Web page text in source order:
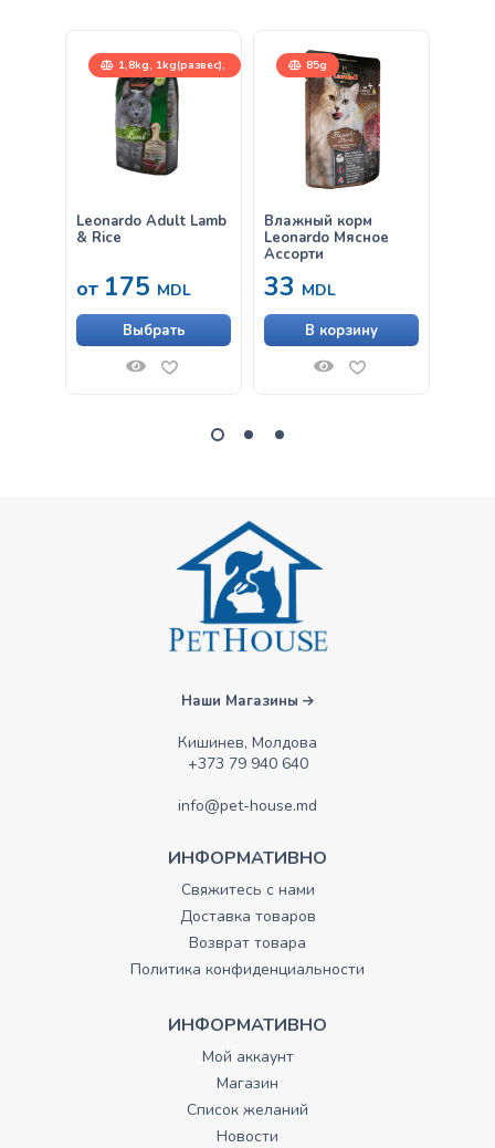
1,8kg, 1kg(развес),
15kg
Leonardo Adult Lamb
& Rice
от 175 MDL
Выбрать
85g
Влажный корм
Leonardo Мясное
Ассорти
33 MDL
В корзину
Наши Магазины
Кишинев, Молдова
+373 79 940 640
info@pet-house.md
ИНФОРМАТИВНО
Свяжитесь с нами
Доставка товаров
Возврат товара
Политика конфиденциальности
ИНФОРМАТИВНО
Мой аккаунт
Магазин
Список желаний
Новости